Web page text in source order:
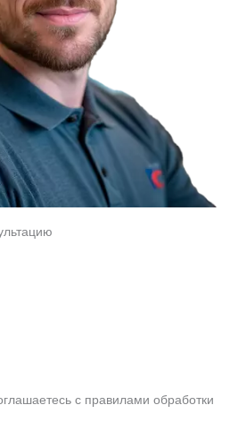
с правилами обработки